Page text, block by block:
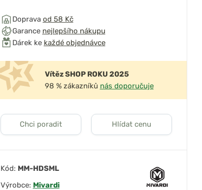
Doprava od 58 Kč
Garance nejlepšího nákupu
Dárek ke každé objednávce
Vítěz SHOP ROKU 2025
98 % zákazníků nás doporučuje
Chci poradit Hlídat cenu
Kód: MM-HDSML
Výrobce: Mivardi